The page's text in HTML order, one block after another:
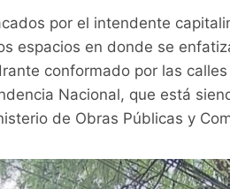
por el intendente
espacios en donde se
conformado por las
Nacional, que está
de Obras Públicas y